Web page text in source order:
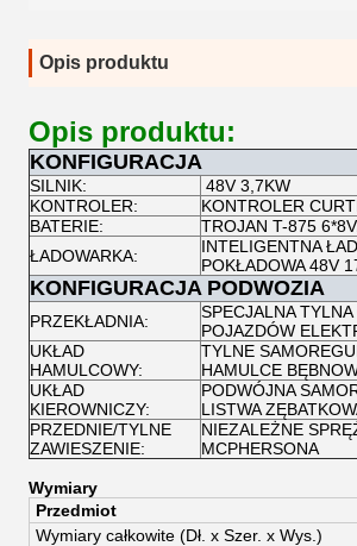
Opis produktu
Opis produktu:
KONFIGURACJA
SILNIK:
48V 3,7KW
KONTROLER:
KONTROLER
BATERIE:
TROJAN T-875
ŁADOWARKA:
INTELIGENTNA
POKŁADOWA 48V
KONFIGURACJA PODWOZIA
PRZEKŁADNIA:
SPECJALNA
POJAZDÓW
UKŁAD
HAMULCOWY:
TYLNE
HAMULCE
UKŁAD
KIEROWNICZY:
PODWÓJNA
LISTWA
PRZEDNIE/TYLNE
ZAWIESZENIE:
NIEZALEŻNE
MCPHERSONA
Wymiary
Przedmiot
Wymiary całkowite (Dł. x Szer. x Wys.)